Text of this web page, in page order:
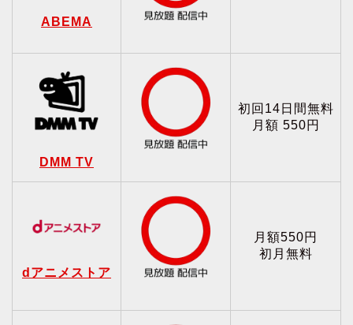
ABEMA
DMM TV
初回14日間無料
月額 550円
dアニメストア
月額550円
初月無料